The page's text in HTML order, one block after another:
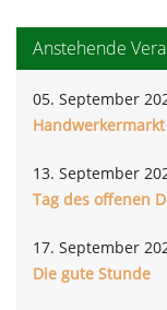
Anstehende
05. September
13. September
Tag des offenen
17. September
Die gute Stunde